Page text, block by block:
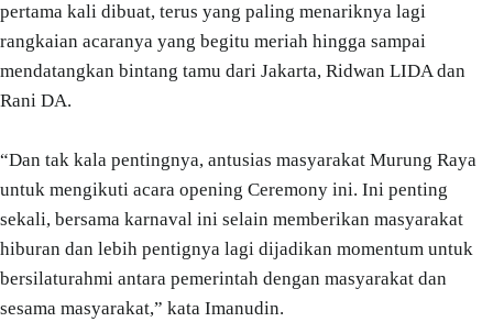
pertama kali dibuat, terus yang paling menariknya lagi
rangkaian acaranya yang begitu meriah hingga sampai
mendatangkan bintang tamu dari Jakarta, Ridwan LIDA dan
Rani DA.
“Dan tak kala pentingnya, antusias masyarakat Murung Raya
untuk mengikuti acara opening Ceremony ini. Ini penting
sekali, bersama karnaval ini selain memberikan masyarakat
hiburan dan lebih pentignya lagi dijadikan momentum untuk
bersilaturahmi antara pemerintah dengan masyarakat dan
sesama masyarakat,” kata Imanudin.